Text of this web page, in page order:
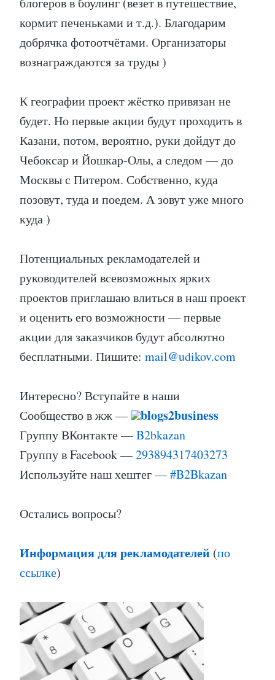
кормит печеньками и т.д.). Благодарим
добрячка фотоотчётами. Организаторы
вознаграждаются за труды )
К географии проект жёстко привязан не
будет. Но первые акции будут проходить в
Казани, потом, вероятно, руки дойдут до
Чебоксар и Йошкар-Олы, а следом — до
Москвы с Питером. Собственно, куда
позовут, туда и поедем. А зовут уже много
куда )
Потенциальных рекламодателей и
руководителей всевозможных ярких
проектов приглашаю влиться в наш проект
и оценить его возможности — первые
акции для заказчиков будут абсолютно
бесплатными. Пишите: mail@udikov.com
Интересно? Вступайте в наши
Сообщество в жж —
blogs2business
Группу ВКонтакте —B2bkazan
Группу в Facebook —293894317403273
Используйте наш хештег —#B2Bkazan
Остались вопросы?
Информация для рекламодателей (по
ссылке)